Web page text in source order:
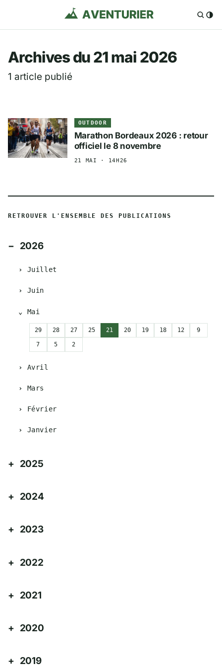
Aventurier.fr —
Archives du 21 mai 2026
1 article publié
OUTDOOR
Marathon Bordeaux 2026 : retour
officiel le 8 novembre
21 MAI · 14H26
RETROUVER L'ENSEMBLE DES PUBLICATIONS
2026
Juillet
Juin
Mai
29 28 27 25 21 20 19 18 12 9
7 5 2
Avril
Mars
Février
Janvier
2025
2024
2023
2022
2021
2020
2019